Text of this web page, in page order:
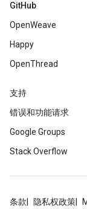
GitHub
OpenWeave
Happy
OpenThread
支持
错误和功能请求
Google Groups
Stack Overflow
条款 隐私权政策